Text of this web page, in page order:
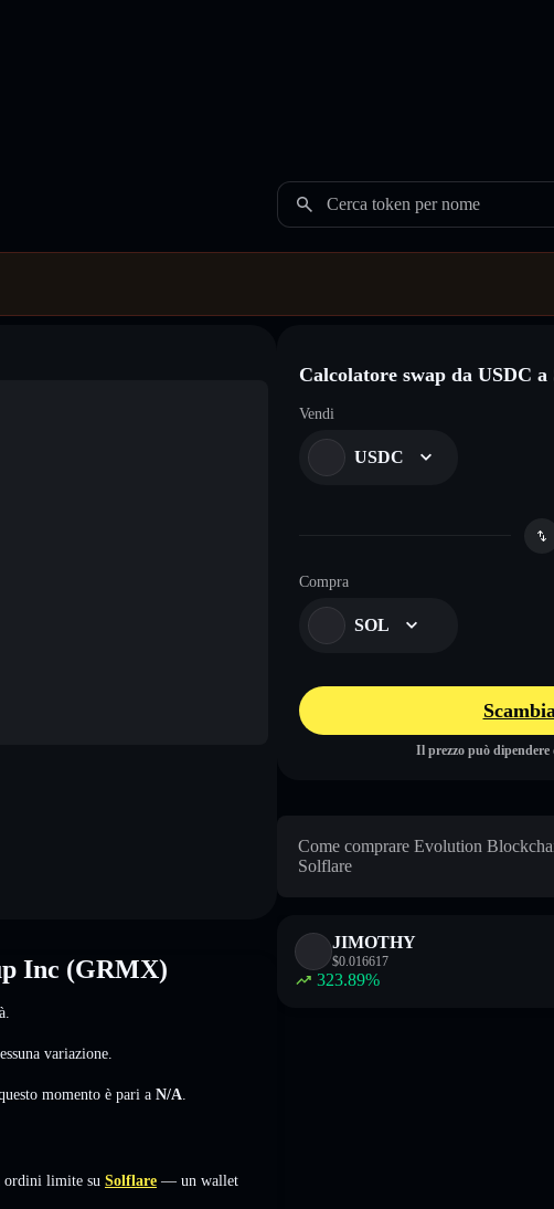
Cerca token per nome
Inc (GRMX)
variazione
momento è pari a N/A
ordini limite su Solflare — un wallet
Calcolatore swap da USDC a
Vendi
USDC
Compra
SOL
Il prezzo può
Come comprare Evolution
Solflare
JIMOTHY
$0.016617
323.89%